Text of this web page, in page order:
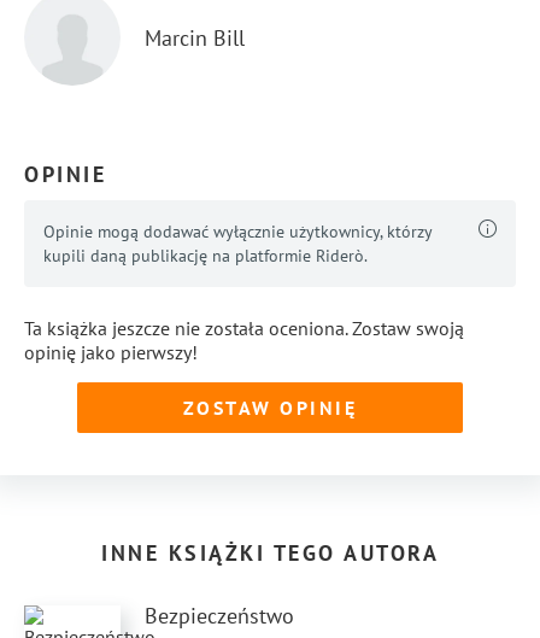
Marcin Bill
OPINIE
Opinie mogą dodawać wyłącznie użytkownicy, którzy
kupili daną publikację na platformie Riderò.
Ta książka jeszcze nie została oceniona. Zostaw swoją
opinię jako pierwszy!
ZOSTAW OPINIĘ
INNE KSIĄŻKI TEGO AUTORA
Bezpieczeństwo